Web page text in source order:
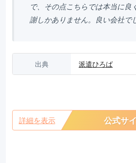
で、その点こちらでは本当に良
謝しかありません。良い会社で
出典 派遣ひろば
詳細を表示 公式サ